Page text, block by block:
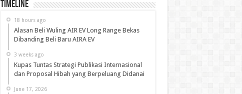
Timeline
18 hours ago
Alasan Beli Wuling AIR EV Long Range Bekas
Dibanding Beli Baru AIRA EV
3 weeks ago
Kupas Tuntas Strategi Publikasi Internasional
dan Proposal Hibah yang Berpeluang Didanai
June 17, 2026